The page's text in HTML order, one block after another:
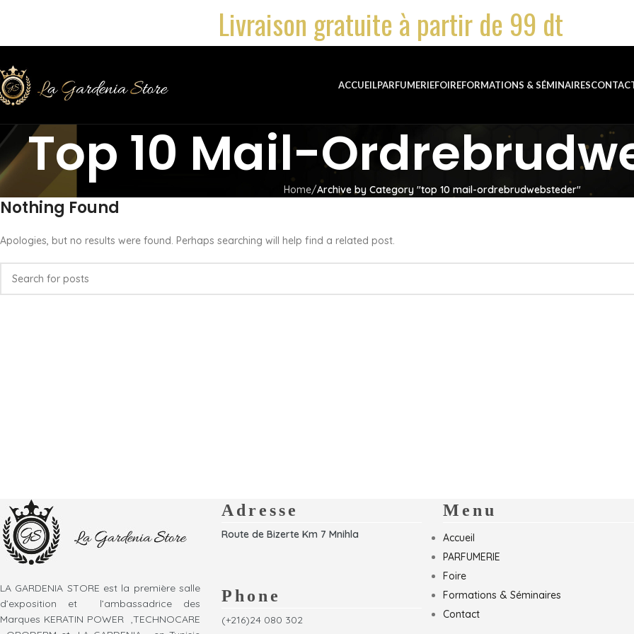
Livraison gratuite à partir de 99 dt
ACCUEILPARFUMERIEFOIREFORMATIONS & SÉMINAIRES
Top 10 Mail-
Home Archive by Category "top 10 mail-ordrebrudwebsteder"
Nothing Found
Apologies, but no results were found. Perhaps searching will help find a related post.
LA GARDENIA STORE est la première salle
d’exposition et l’ambassadrice des
Marques KERATIN POWER ,TECHNOCARE
Adresse
Route de Bizerte Km 7 Mnihla
Phone
(+216)24 080 302
Menu
Accueil
PARFUMERIE
Foire
Formations & Séminaires
Contact